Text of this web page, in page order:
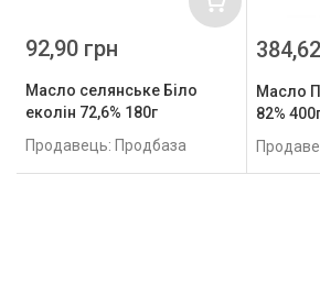
Масло селянське Біло
еколін 72,6% 180г
Продавець: Продбаза
92,90 грн
Масло
82%